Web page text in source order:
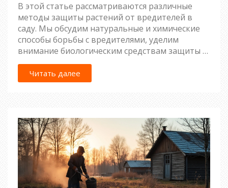
В этой статье рассматриваются различные
методы защиты растений от вредителей в
саду. Мы обсудим натуральные и химические
способы борьбы с вредителями, уделим
внимание биологическим средствам защиты и
дадим практические советы по уходу за
растениями для предотвращения их
повреждения. Также будут предложены идеи
наших растений.
Читать далее